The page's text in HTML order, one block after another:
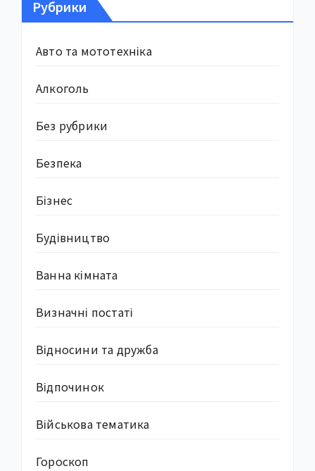
Рубрики
Авто та мототехніка
Алкоголь
Без рубрики
Безпека
Бізнес
Будівництво
Ванна кімната
Визначні постаті
Відносини та дружба
Відпочинок
Військова тематика
Гороскоп